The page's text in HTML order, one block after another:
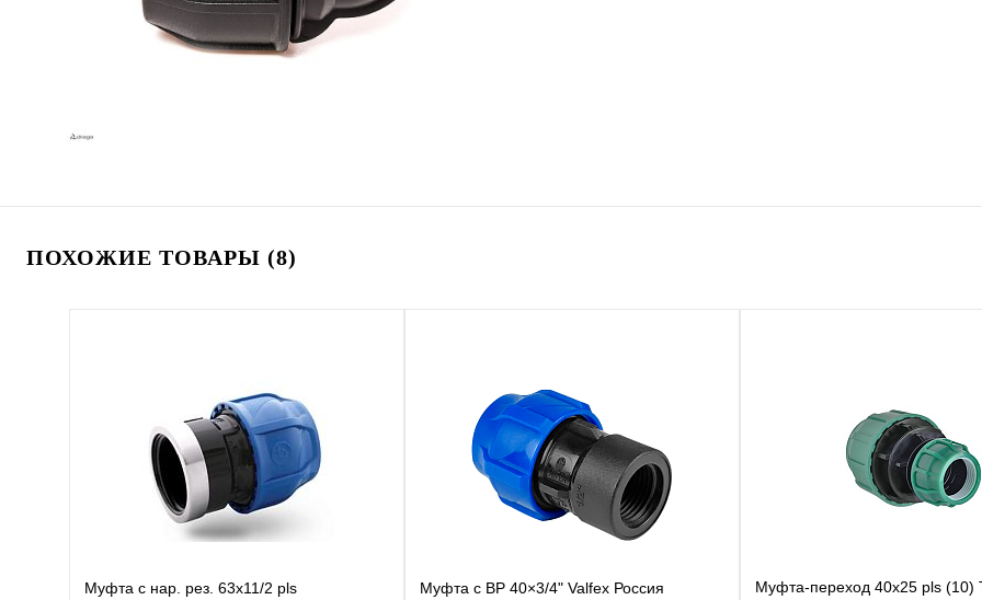
ПОХОЖИЕ ТОВАРЫ (8)
Муфта с нар. рез. 63х11/2 pls Муфта с ВР 40×3/4" Valfex Россия
Муфта-переход 40х25 pls (10)